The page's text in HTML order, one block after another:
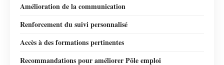
Amélioration de la communication
Renforcement du suivi personnalisé
Accès à des formations pertinentes
Recommandations pour améliorer Pôle emploi